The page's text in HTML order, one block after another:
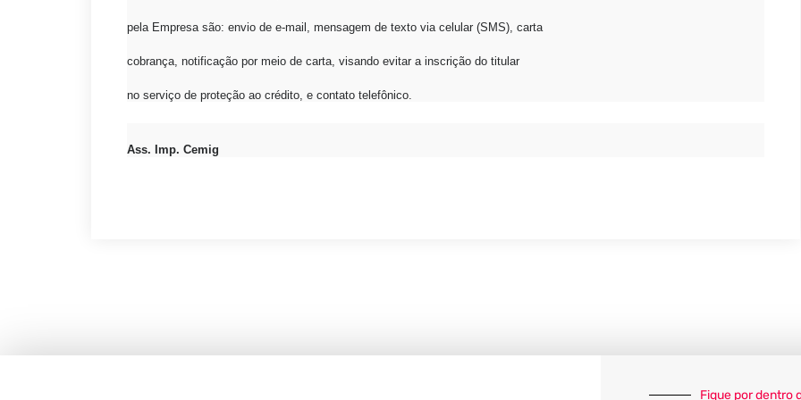
pela Empresa são: envio de e-mail, mensagem de texto via celular (SMS), carta
cobrança, notificação por meio de carta, visando evitar a inscrição do titular
no serviço de proteção ao crédito, e contato telefônico.
Ass. Imp. Cemig
Fique por dentro